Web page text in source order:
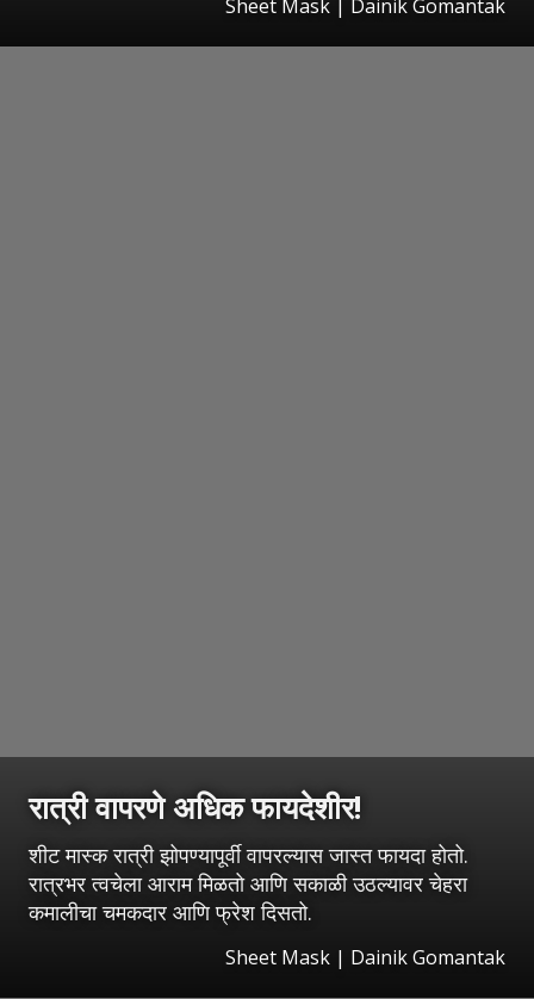
Sheet Mask | Dainik Gomantak
रात्री वापरणे अधिक फायदेशीर!
शीट मास्क रात्री झोपण्यापूर्वी वापरल्यास जास्त फायदा होतो.
रात्रभर त्वचेला आराम मिळतो आणि सकाळी उठल्यावर चेहरा
कमालीचा चमकदार आणि फ्रेश दिसतो.
Sheet Mask | Dainik Gomantak